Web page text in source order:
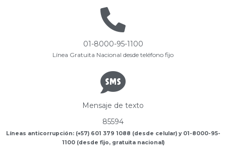
01-8000-95-1100
Línea Gratuita Nacional desde teléfono fijo
Mensaje de texto
85594
Líneas anticorrupción: (+57) 601 379 1088 (desde celular) y 01-8000-95-
1100 (desde fijo, gratuita nacional)